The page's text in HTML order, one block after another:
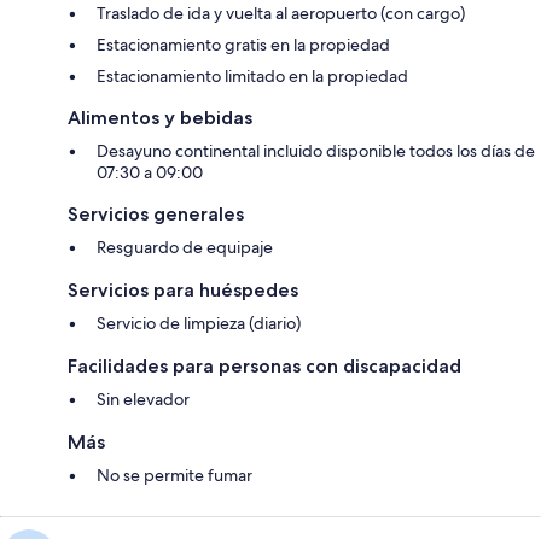
Traslado de ida y vuelta al aeropuerto (con cargo)
Estacionamiento gratis en la propiedad
Estacionamiento limitado en la propiedad
Alimentos y bebidas
Desayuno continental incluido disponible todos los días de
07:30 a 09:00
Servicios generales
Resguardo de equipaje
Servicios para huéspedes
Servicio de limpieza (diario)
Facilidades para personas con discapacidad
Sin elevador
Más
No se permite fumar